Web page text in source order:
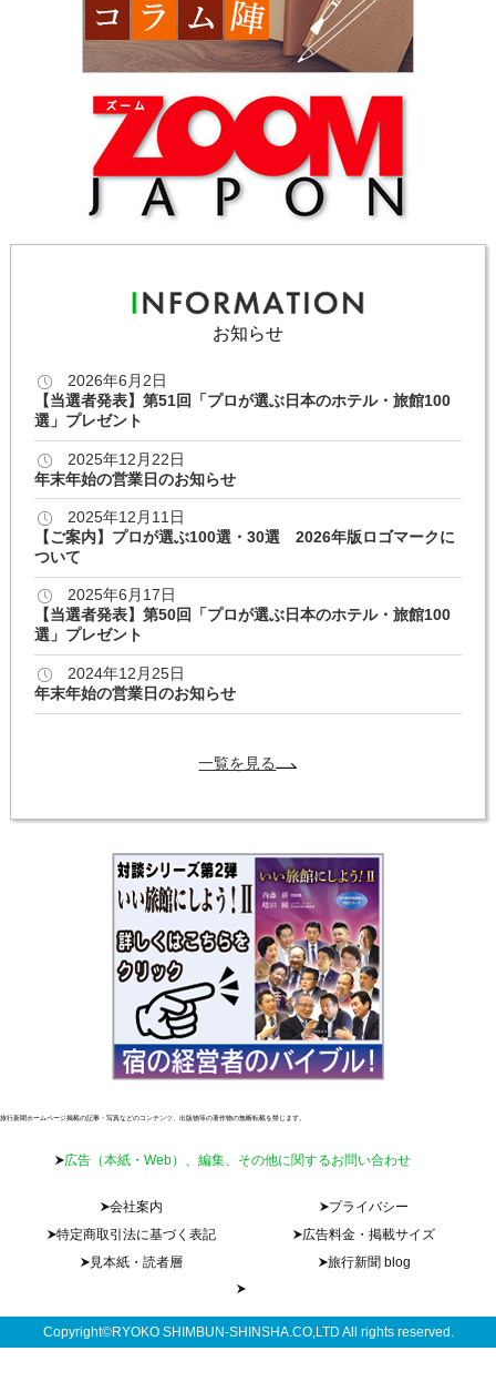
お知らせ
2026年6月2日
【当選者発表】第51回「プロが選ぶ日本のホテル・旅館100
選」プレゼント
2025年12月22日
年末年始の営業日のお知らせ
2025年12月11日
【ご案内】プロが選ぶ100選・30選 2026年版ロゴマークに
ついて
2025年6月17日
【当選者発表】第50回「プロが選ぶ日本のホテル・旅館100
選」プレゼント
2024年12月25日
年末年始の営業日のお知らせ
一覧を見る
旅行新聞ホームページ掲載の記事・写真などのコンテンツ、出版物等の著作物の無断転載を禁じます。
広告（本紙・Web）、編集、その他に関するお問い合わせ
会社案内
プライバシー
特定商取引法に基づく表記
広告料金・掲載サイズ
見本紙・読者層
旅行新聞 blog
Copyright©RYOKO SHIMBUN-SHINSHA.CO,LTD All rights reserved.